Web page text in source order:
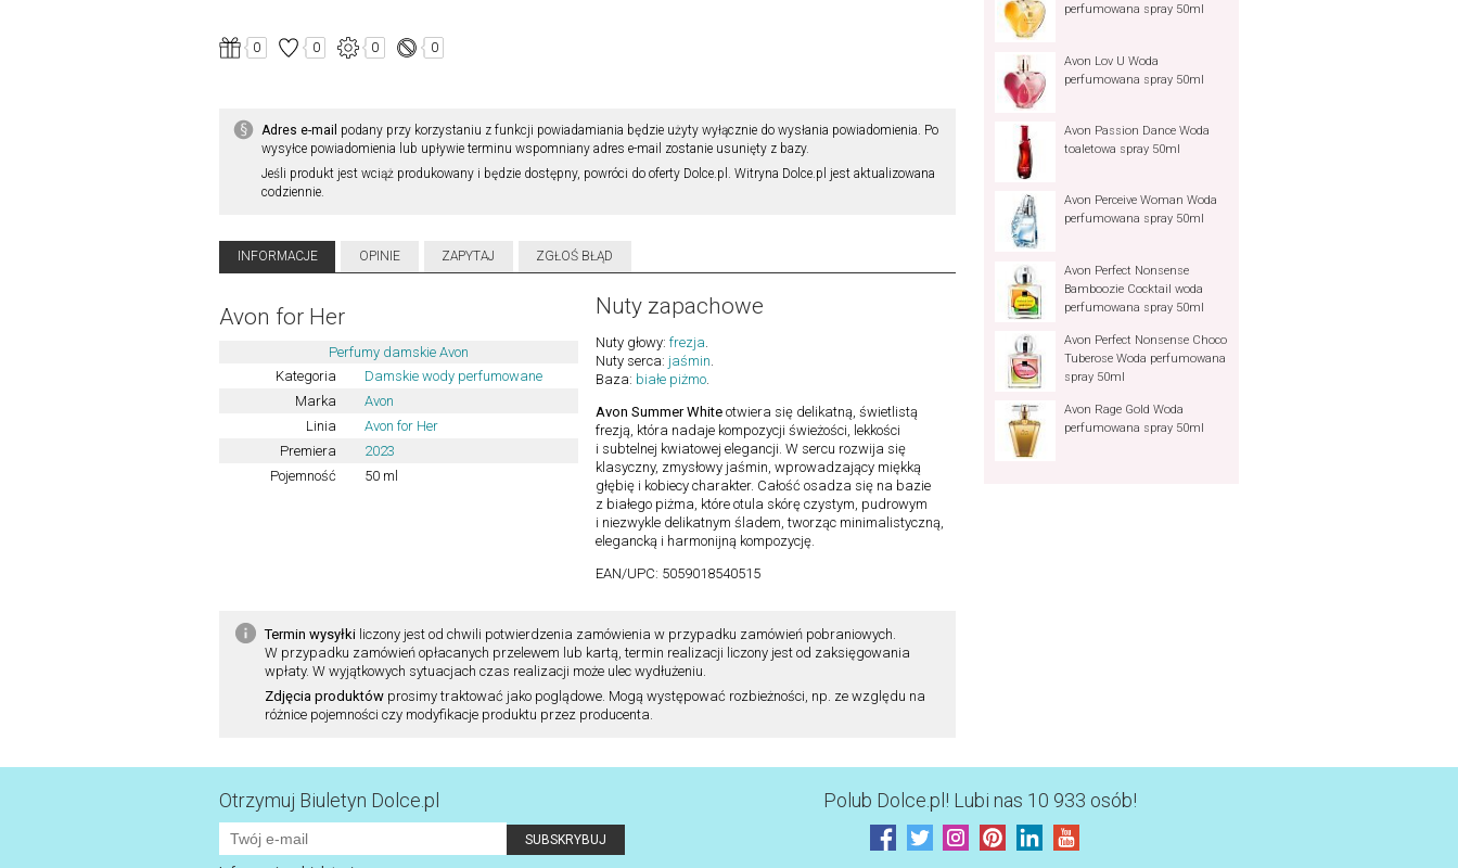
0 0 0 0
Adres e-mail podany przy korzystaniu z funkcji powiadamiania będzie użyty wyłącznie do wysłania powiadomienia. Po
wysyłce powiadomienia lub upływie terminu wspomniany adres e-mail zostanie usunięty z bazy.
Jeśli produkt jest wciąż produkowany i będzie dostępny, powróci do oferty Dolce.pl. Witryna Dolce.pl jest aktualizowana
codziennie.
INFORMACJE OPINIE ZAPYTAJ ZGŁOŚ BŁĄD
Avon for Her
Perfumy damskie Avon
Kategoria
Damskie wody perfumowane
Marka
Avon
Linia
Avon for Her
Premiera
2023
Pojemność
50 ml
Nuty zapachowe
Nuty głowy:frezja
Nuty serca: jaśmin
Baza: białe piżmo
Avon Summer White otwiera się delikatną, świetlistą
frezją, która nadaje kompozycji świeżości, lekkości
i subtelnej kwiatowej elegancji. W sercu rozwija się
klasyczny, zmysłowy jaśmin, wprowadzający miękką
głębię i kobiecy charakter. Całość osadza się na bazie
z białego piżma, które otula skórę czystym, pudrowym
i niezwykle delikatnym śladem, tworząc minimalistyczną,
elegancką i harmonijną kompozycję.
EAN/UPC: 5059018540515
Termin wysyłki liczony jest od chwili potwierdzenia zamówienia w przypadku zamówień pobraniowych.
W przypadku zamówień opłacanych przelewem lub kartą, termin realizacji liczony jest od zaksięgowania
wpłaty. W wyjątkowych sytuacjach czas realizacji może ulec wydłużeniu.
Zdjęcia produktów prosimy traktować jako poglądowe. Mogą występować rozbieżności, np. ze względu na
różnice pojemności czy modyfikacje produktu przez producenta.
perfumowana spray 50ml
Avon Lov U Woda
perfumowana spray 50ml
Avon Passion Dance Woda
toaletowa spray 50ml
Avon Perceive Woman Woda
perfumowana spray 50ml
Avon Perfect Nonsense
Bamboozie Cocktail woda
perfumowana spray 50ml
Avon Perfect Nonsense Choco
Tuberose Woda perfumowana
spray 50ml
Avon Rage Gold Woda
perfumowana spray 50ml
Otrzymuj Biuletyn Dolce.pl Polub Dolce.pl ! Lubi nas 10 933 osób!